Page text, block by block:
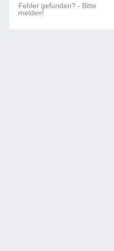
Fehler gefunden? - Bitte
melden!